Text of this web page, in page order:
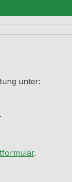
unter:
.